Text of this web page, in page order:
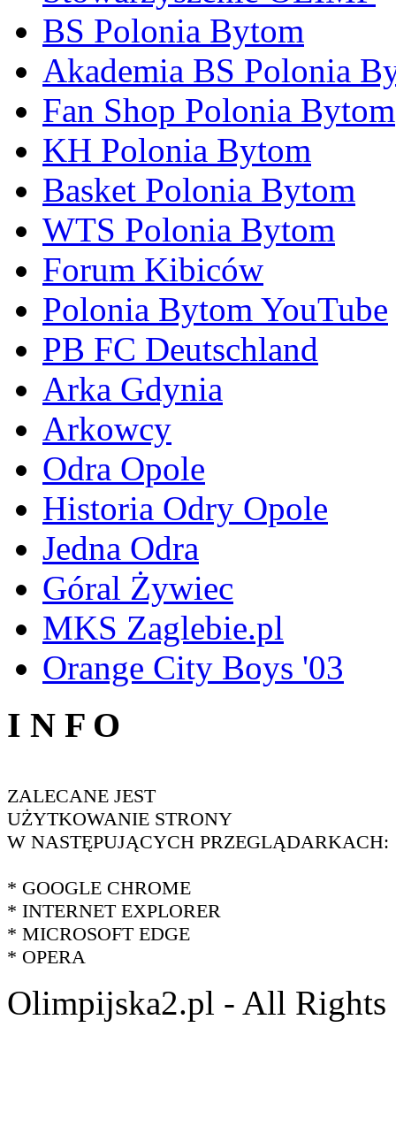
BS Polonia Bytom
Akademia BS Polonia
Fan Shop Polonia Bytom
KH Polonia Bytom
Basket Polonia Bytom
WTS Polonia Bytom
Forum Kibiców
Polonia Bytom YouTube
PB FC Deutschland
Arka Gdynia
Arkowcy
Odra Opole
Historia Odry Opole
Jedna Odra
Góral Żywiec
MKS Zaglebie.pl
Orange City Boys '03
I N F O
ZALECANE JEST
UŻYTKOWANIE STRONY
W NASTĘPUJĄCYCH PRZEGLĄDARKACH:
* GOOGLE CHROME
* INTERNET EXPLORER
* MICROSOFT EDGE
* OPERA
Olimpijska2.pl - All Rights